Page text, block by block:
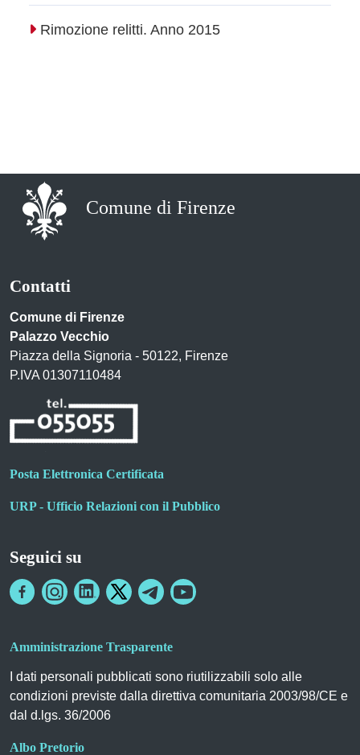
Rimozione relitti. Anno 2015
Comune di Firenze
Contatti
Comune di Firenze
Palazzo Vecchio
Piazza della Signoria - 50122, Firenze
P.IVA 01307110484
Posta Elettronica Certificata
URP - Ufficio Relazioni con il Pubblico
Seguici su
Amministrazione Trasparente
I dati personali pubblicati sono riutilizzabili solo alle
condizioni previste dalla direttiva comunitaria 2003/98/CE e
dal d.lgs. 36/2006
Albo Pretorio